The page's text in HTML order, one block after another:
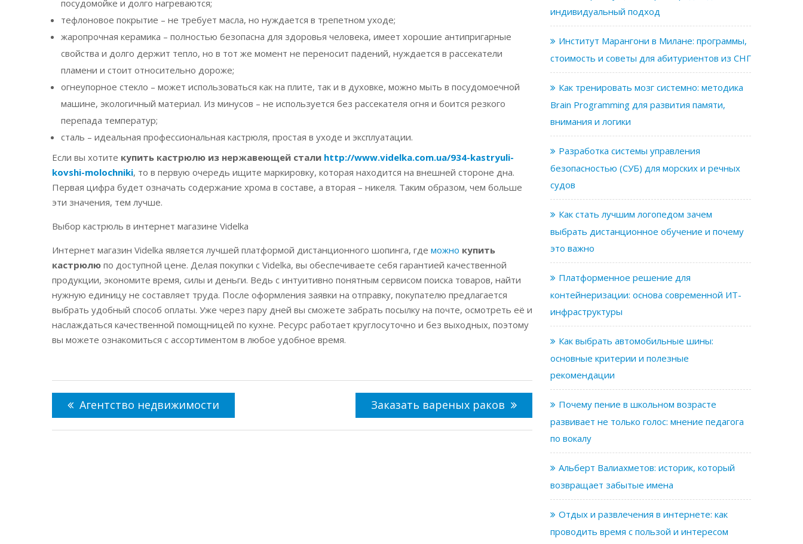
посудомойке и долго нагреваются;
тефлоновое покрытие – не требует масла, но нуждается в трепетном уходе;
жаропрочная керамика – полностью безопасна для здоровья человека, имеет хорошие антипригарные
свойства и долго держит тепло, но в тот же момент не переносит падений, нуждается в рассекатели
пламени и стоит относительно дороже;
огнеупорное стекло – может использоваться как на плите, так и в духовке, можно мыть в посудомоечной
машине, экологичный материал. Из минусов – не используется без рассекателя огня и боится резкого
перепада температур;
сталь – идеальная профессиональная кастрюля, простая в уходе и эксплуатации.
Если вы хотите купить кастрюлю из нержавеющей стали http://www.videlka.com.ua/934-kastryuli-
kovshi-molochniki, то в первую очередь ищите маркировку, которая находится на внешней стороне дна.
Первая цифра будет означать содержание хрома в составе, а вторая – никеля. Таким образом, чем больше
эти значения, тем лучше.
Выбор кастрюль в интернет магазине Videlka
Интернет магазин Videlka является лучшей платформой дистанционного шопинга, где можно купить
кастрюлю по доступной цене. Делая покупки с Videlka, вы обеспечиваете себя гарантией качественной
продукции, экономите время, силы и деньги. Ведь с интуитивно понятным сервисом поиска товаров, найти
нужную единицу не составляет труда. После оформления заявки на отправку, покупателю предлагается
выбрать удобный способ оплаты. Уже через пару дней вы сможете забрать посылку на почте, осмотреть её и
наслаждаться качественной помощницей по кухне. Ресурс работает круглосуточно и без выходных, поэтому
вы можете ознакомиться с ассортиментом в любое удобное время.
Навигация
по
записям
Агентство недвижимости Заказать вареных раков
индивидуальный подход
Институт Марангони в Милане: программы,
стоимость и советы для абитуриентов из СНГ
Как тренировать мозг системно: методика
Brain Programming для развития памяти,
внимания и логики
Разработка системы управления
безопасностью (СУБ) для морских и речных
судов
Как стать лучшим логопедом зачем
выбрать дистанционное обучение и почему
это важно
Платформенное решение для
контейнеризации: основа современной ИТ-
инфраструктуры
Как выбрать автомобильные шины:
основные критерии и полезные
рекомендации
Почему пение в школьном возрасте
развивает не только голос: мнение педагога
по вокалу
Альберт Валиахметов: историк, который
возвращает забытые имена
Отдых и развлечения в интернете: как
проводить время с пользой и интересом